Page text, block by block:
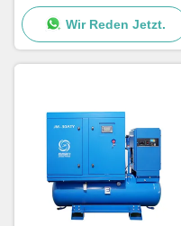
Schraubluftkompressor für
Laserschneidmaschine
Wir Reden Jetzt.